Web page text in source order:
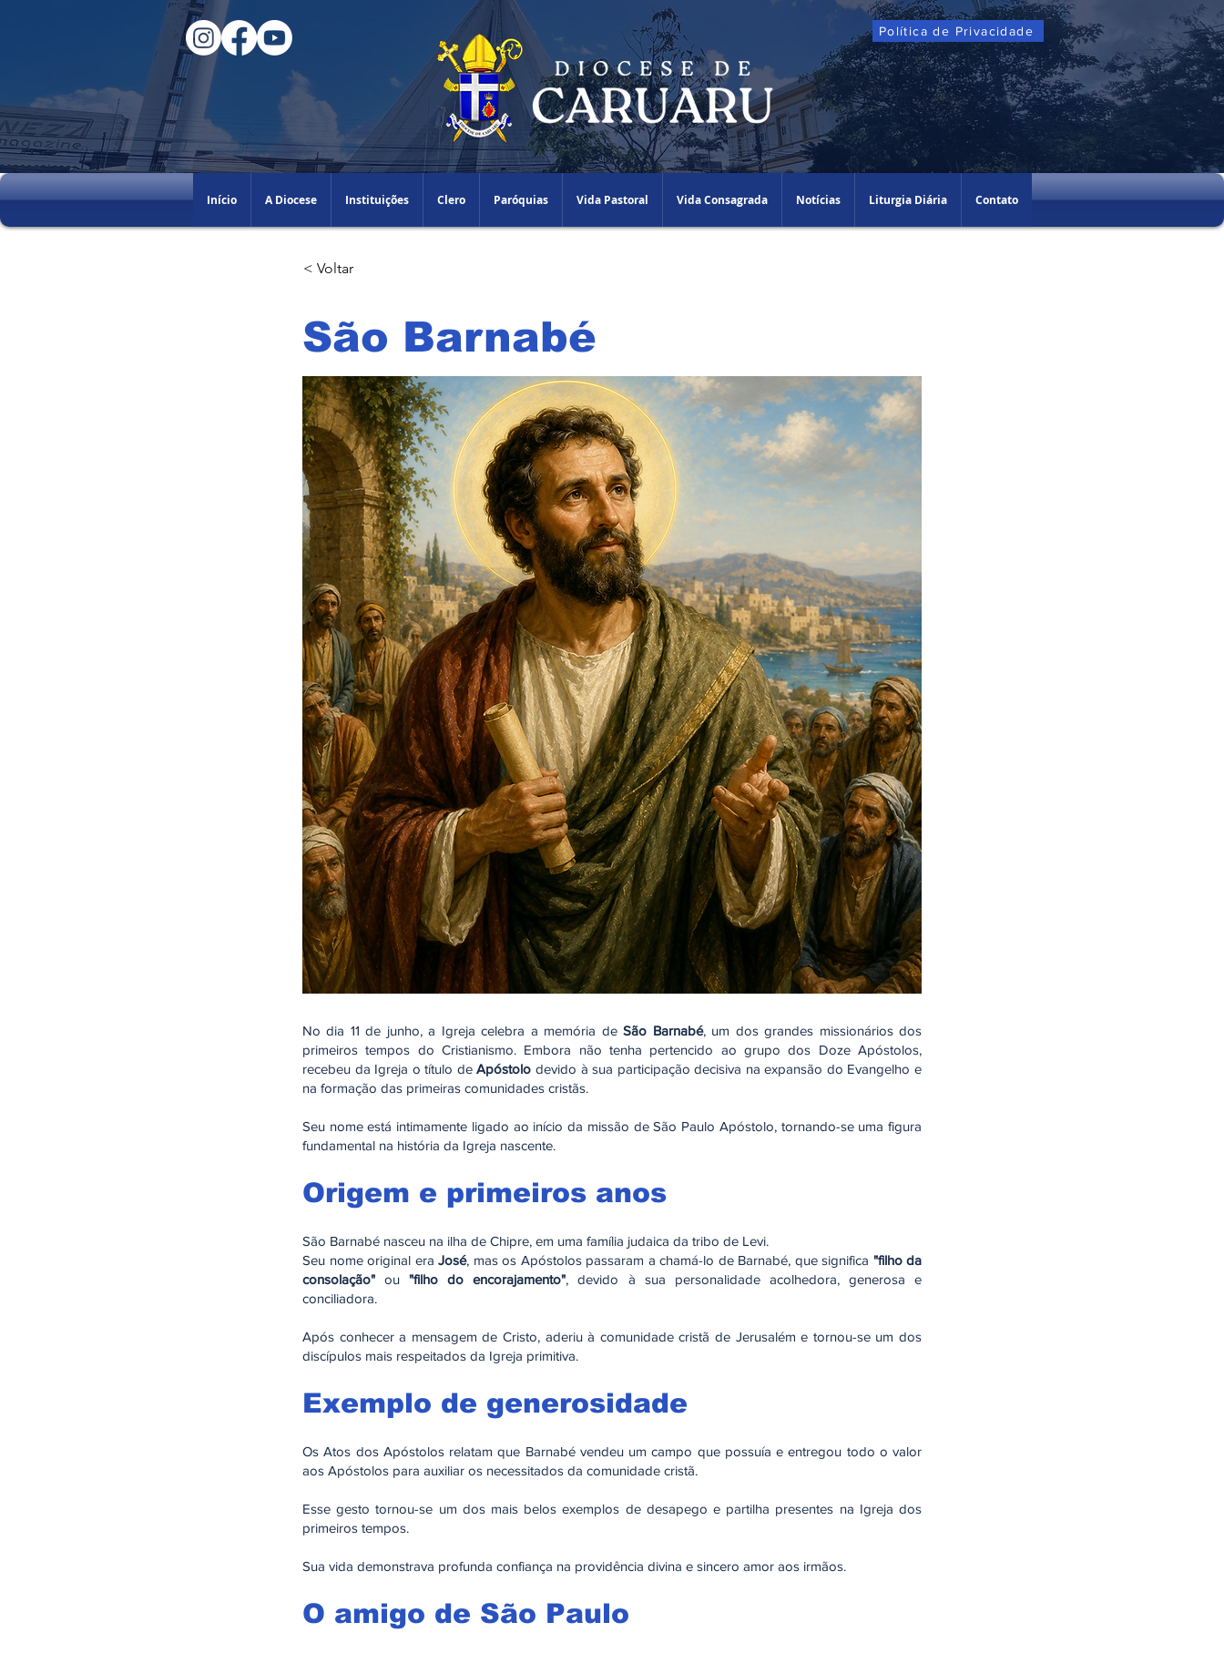
Política de Privacidade
Início A Diocese Instituições Clero Paróquias Vida Pastoral Vida Consagrada Notícias Liturgia Diária Contato
< Voltar
São Barnabé
No dia 11 de junho, a Igreja celebra a memória deSão Barnabé, um dos grandes missionários dos
primeiros tempos do Cristianismo. Embora não tenha pertencido ao grupo dos Doze Apóstolos,
recebeu da Igreja o título deApóstolo devido à sua participação decisiva na expansão do Evangelho e
na formação das primeiras comunidades cristãs.
Seu nome está intimamente ligado ao início da missão de São Paulo Apóstolo, tornando-se uma figura
fundamental na história da Igreja nascente.
Origem e primeiros anos
São Barnabé nasceu na ilha de Chipre, em uma família judaica da tribo de Levi.
Seu nome original era José, mas os Apóstolos passaram a chamá-lo de Barnabé, que significa "filho da
consolação" ou"filho do encorajamento", devido à sua personalidade acolhedora, generosa e
conciliadora.
Após conhecer a mensagem de Cristo, aderiu à comunidade cristã de Jerusalém e tornou-se um dos
discípulos mais respeitados da Igreja primitiva.
Exemplo de generosidade
Os Atos dos Apóstolos relatam que Barnabé vendeu um campo que possuía e entregou todo o valor
aos Apóstolos para auxiliar os necessitados da comunidade cristã.
Esse gesto tornou-se um dos mais belos exemplos de desapego e partilha presentes na Igreja dos
primeiros tempos.
Sua vida demonstrava profunda confiança na providência divina e sincero amor aos irmãos.
O amigo de São Paulo